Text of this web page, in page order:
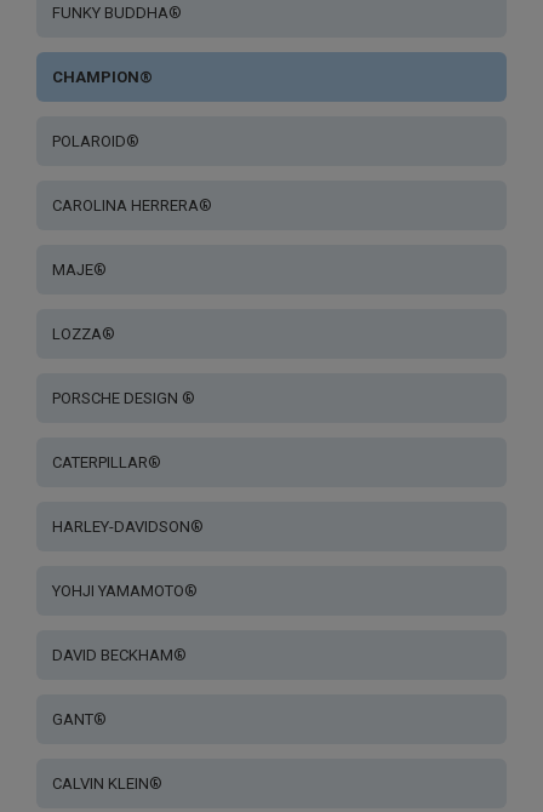
FUNKY BUDDHA®
CHAMPION®
POLAROID®
CAROLINA HERRERA®
MAJE®
LOZZA®
PORSCHE DESIGN ®
CATERPILLAR®
HARLEY-DAVIDSON®
YOHJI YAMAMOTO®
DAVID BECKHAM®
GANT®
CALVIN KLEIN®